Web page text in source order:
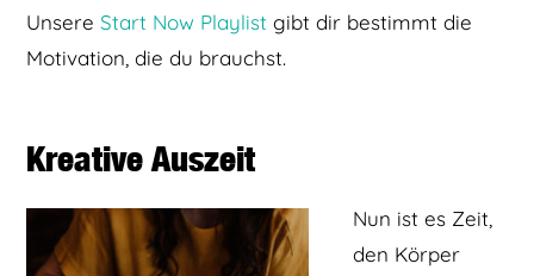
UnsereStart Now Playlist gibt dir bestimmt die
Motivation, die du brauchst.
Kreative Auszeit
Nun ist es Zeit,
den Körper